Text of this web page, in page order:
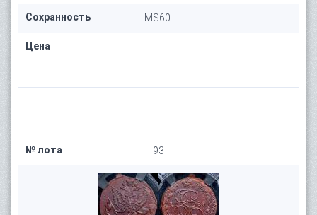
Сохранность MS60
Цена
№ лота 93